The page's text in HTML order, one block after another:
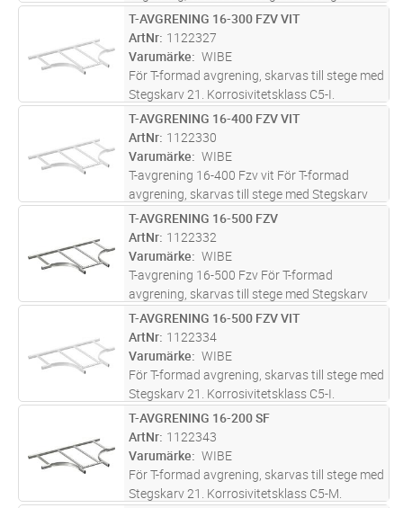
21
ST Lägg i kundvagn
T-AVGRENING 16-300 FZV VIT
ArtNr 1122327
Varumärke
WIBE
För T-formad avgrening, skarvas till stege med
Stegskarv 21. Korrosivitetsklass C5-I.
ST Lägg i kundvagn
T-AVGRENING 16-400 FZV VIT
ArtNr 1122330
Varumärke
WIBE
T-avgrening 16-400 Fzv vit För T-formad
avgrening, skarvas till stege med Stegskarv
21
ST Lägg i kundvagn
T-AVGRENING 16-500 FZV
ArtNr 1122332
Varumärke
WIBE
T-avgrening 16-500 Fzv För T-formad
avgrening, skarvas till stege med Stegskarv
21
ST Lägg i kundvagn
T-AVGRENING 16-500 FZV VIT
ArtNr 1122334
Varumärke
WIBE
För T-formad avgrening, skarvas till stege med
Stegskarv 21. Korrosivitetsklass C5-I.
ST Lägg i kundvagn
T-AVGRENING 16-200 SF
ArtNr 1122343
Varumärke
WIBE
För T-formad avgrening, skarvas till stege med
Stegskarv 21. Korrosivitetsklass C5-M.